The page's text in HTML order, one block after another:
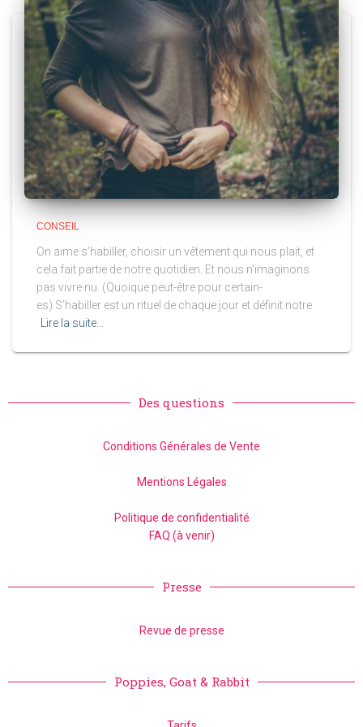
CONSEIL
On aime s’habiller, choisir un vêtement qui nous plait, et
cela fait partie de notre quotidien. Et nous n’imaginons
pas vivre nu. (Quoique peut-être pour certain-
es).S’habiller est un rituel de chaque jour et définit notre
Lire la suite…
Des questions
Conditions Générales de Vente
Mentions Légales
Politique de confidentialité
FAQ (à venir)
Presse
Revue de presse
Poppies, Goat & Rabbit